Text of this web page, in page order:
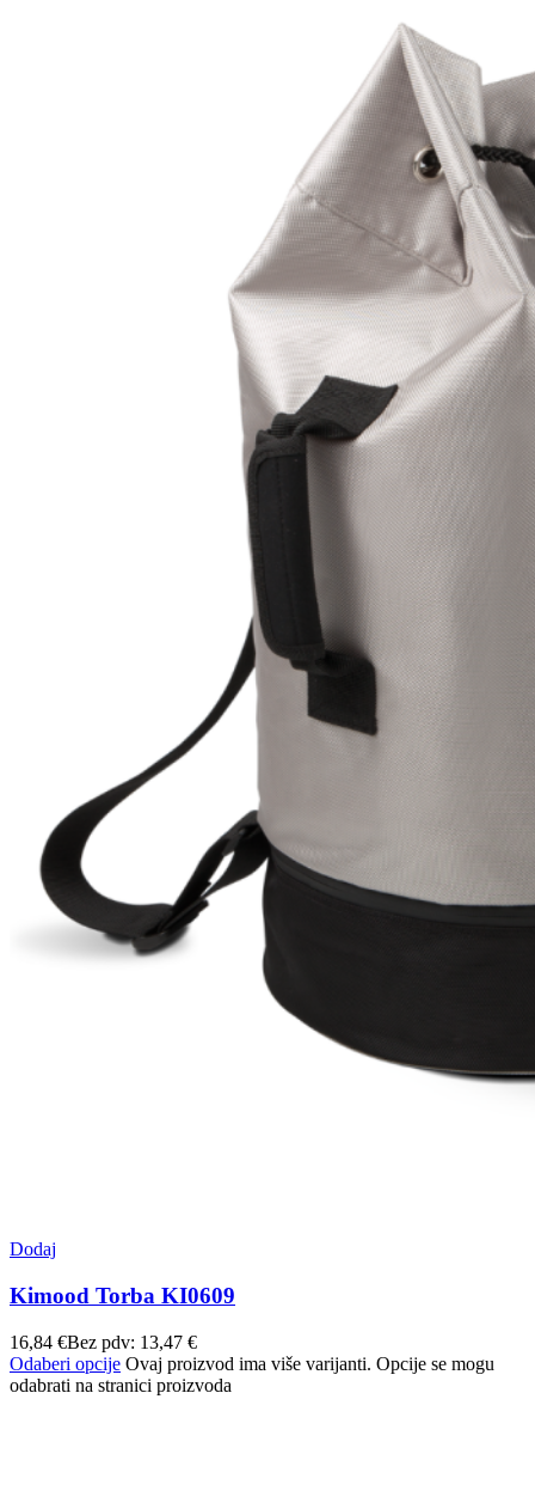
Dodaj
Kimood Torba KI0609
16,84 €Bez pdv: 13,47 €
Odaberi opcije Ovaj proizvod ima više varijanti. Opcije se mogu
odabrati na stranici proizvoda